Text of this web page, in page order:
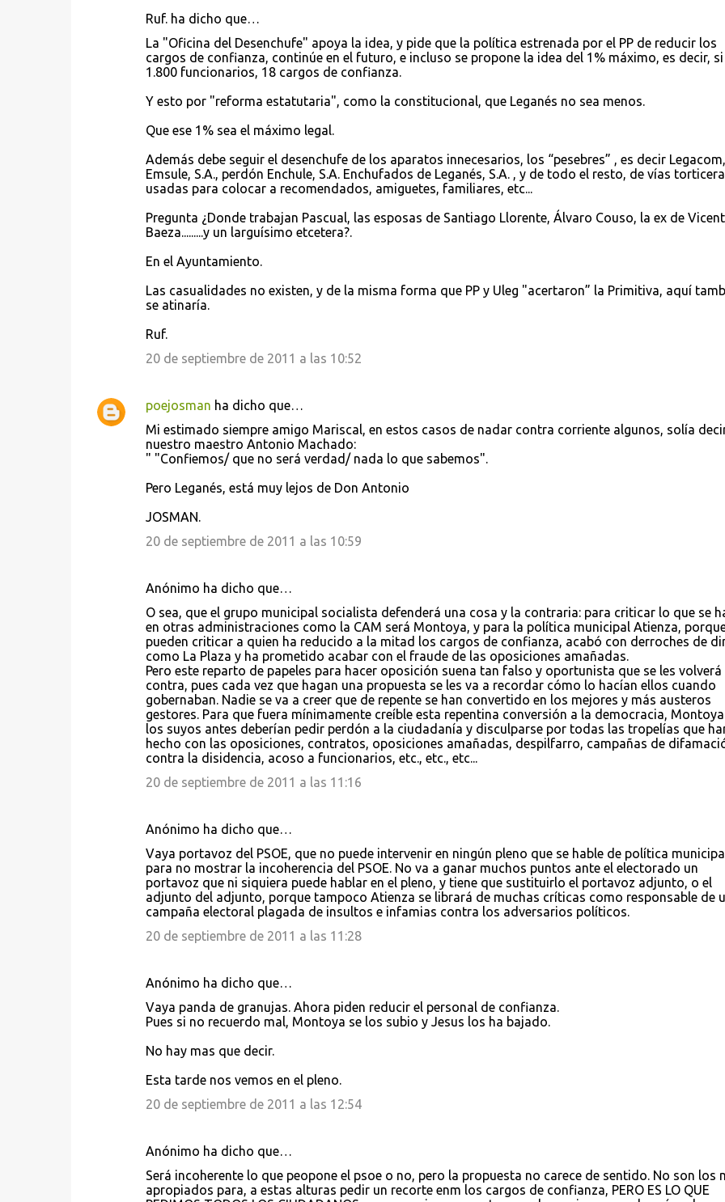
Ruf. ha dicho que…
La "Oficina del Desenchufe" apoya la idea, y pide que la política estrenada por el PP de reducir los
cargos de confianza, continúe en el futuro, e incluso se propone la idea del 1% máximo, es decir,
1.800 funcionarios, 18 cargos de confianza.
Y esto por "reforma estatutaria", como la constitucional, que Leganés no sea menos.
Que ese 1% sea el máximo legal.
Además debe seguir el desenchufe de los aparatos innecesarios, los “pesebres” , es decir Legacom,
Emsule, S.A., perdón Enchule, S.A. Enchufados de Leganés, S.A. , y de todo el resto, de vías
usadas para colocar a recomendados, amiguetes, familiares, etc...
Pregunta ¿Donde trabajan Pascual, las esposas de Santiago Llorente, Álvaro Couso, la ex de
Baeza.........y un larguísimo etcetera?.
En el Ayuntamiento.
Las casualidades no existen, y de la misma forma que PP y Uleg "acertaron” la Primitiva, aquí
se atinaría.
Ruf.
20 de septiembre de 2011 a las 10:52
poejosman ha dicho que…
Mi estimado siempre amigo Mariscal, en estos casos de nadar contra corriente algunos, solía
nuestro maestro Antonio Machado:
" "Confiemos/ que no será verdad/ nada lo que sabemos".
Pero Leganés, está muy lejos de Don Antonio
JOSMAN.
20 de septiembre de 2011 a las 10:59
Anónimo ha dicho que…
O sea, que el grupo municipal socialista defenderá una cosa y la contraria: para criticar lo que se
en otras administraciones como la CAM será Montoya, y para la política municipal Atienza,
pueden criticar a quien ha reducido a la mitad los cargos de confianza, acabó con derroches de
como La Plaza y ha prometido acabar con el fraude de las oposiciones amañadas.
Pero este reparto de papeles para hacer oposición suena tan falso y oportunista que se les volverá
contra, pues cada vez que hagan una propuesta se les va a recordar cómo lo hacían ellos cuando
gobernaban. Nadie se va a creer que de repente se han convertido en los mejores y más austeros
gestores. Para que fuera mínimamente creíble esta repentina conversión a la democracia,
los suyos antes deberían pedir perdón a la ciudadanía y disculparse por todas las tropelías que
hecho con las oposiciones, contratos, oposiciones amañadas, despilfarro, campañas de
contra la disidencia, acoso a funcionarios, etc., etc., etc...
20 de septiembre de 2011 a las 11:16
Anónimo ha dicho que…
Vaya portavoz del PSOE, que no puede intervenir en ningún pleno que se hable de política
para no mostrar la incoherencia del PSOE. No va a ganar muchos puntos ante el electorado un
portavoz que ni siquiera puede hablar en el pleno, y tiene que sustituirlo el portavoz adjunto, o el
adjunto del adjunto, porque tampoco Atienza se librará de muchas críticas como responsable de
campaña electoral plagada de insultos e infamias contra los adversarios políticos.
20 de septiembre de 2011 a las 11:28
Anónimo ha dicho que…
Vaya panda de granujas. Ahora piden reducir el personal de confianza.
Pues si no recuerdo mal, Montoya se los subio y Jesus los ha bajado.
No hay mas que decir.
Esta tarde nos vemos en el pleno.
20 de septiembre de 2011 a las 12:54
Anónimo ha dicho que…
Será incoherente lo que peopone el psoe o no, pero la propuesta no carece de sentido. No son los
apropiados para, a estas alturas pedir un recorte enm los cargos de confianza, PERO ES LO QUE